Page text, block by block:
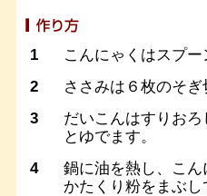
1
こんにゃくはスプ
2
ささみは６枚のそ
3
だいこんはすりお
とゆでます。
4
鍋に油を熱し、こ
かたくり粉をまぶし